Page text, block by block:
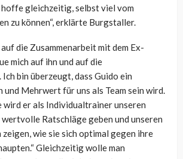
gleichzeitig, selbst viel vom
zu können“, erklärte Burgstaller.
die Zusammenarbeit mit dem Ex-
mich auf ihn und auf die
bin überzeugt, dass Guido ein
und Mehrwert für uns als Team sein wird.
wird er als Individualtrainer unseren
Ratschläge geben und unseren
wie sie sich optimal gegen ihre
Gleichzeitig wolle man